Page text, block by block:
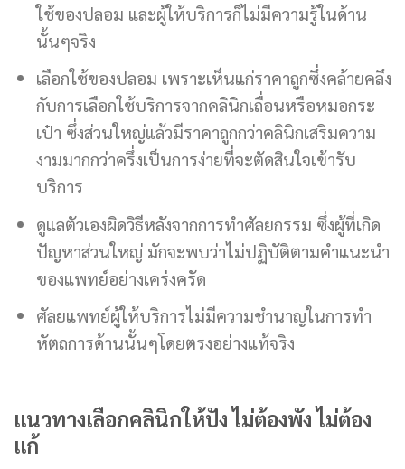
ใช้ของปลอม และผู้ให้บริการก็ไม่มีความรู้ในด้าน
นั้นๆจริง
เลือกใช้ของปลอม เพราะเห็นแก่ราคาถูกซึ่งคล้ายคลึง
กับการเลือกใช้บริการจากคลินิกเถื่อนหรือหมอกระ
เป๋า ซึ่งส่วนใหญ่แล้วมีราคาถูกกว่าคลินิกเสริมความ
งามมากกว่าครึ่งเป็นการง่ายที่จะตัดสินใจเข้ารับ
บริการ
ดูแลตัวเองผิดวิธีหลังจากการทำศัลยกรรม ซึ่งผู้ที่เกิด
ปัญหาส่วนใหญ่ มักจะพบว่าไม่ปฏิบัติตามคำแนะนำ
ของแพทย์อย่างเคร่งครัด
ศัลยแพทย์ผู้ให้บริการไม่มีความชำนาญในการทำ
หัตถการด้านนั้นๆโดยตรงอย่างแท้จริง
แนวทางเลือกคลินิกให้ปัง ไม่ต้องพัง ไม่ต้อง
แก้